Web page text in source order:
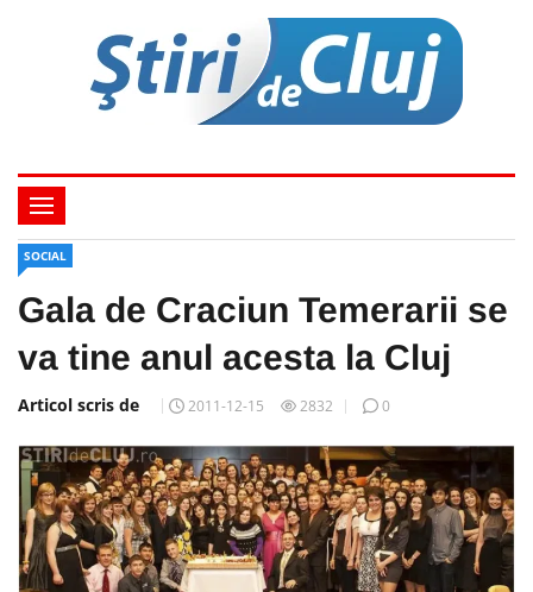
SOCIAL
Gala de Craciun Temerarii se
va tine anul acesta la Cluj
Articol scris de 2011-12-15 2832 0